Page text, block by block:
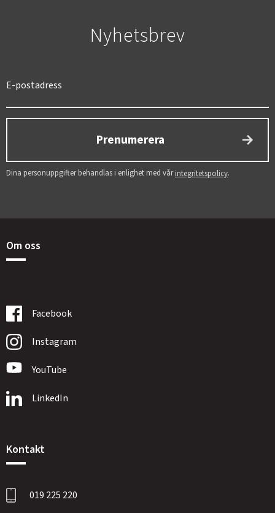
Nyhetsbrev
Prenumerera
Dina personuppgifter behandlas i enlighet med vårintegritetspolicy.
Om oss
Facebook
Instagram
YouTube
LinkedIn
Kontakt
019 225 220